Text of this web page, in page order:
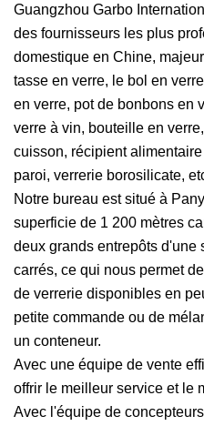
Guangzhou Garbo
des fournisseurs les plus
domestique en Chine,
tasse en verre, le bol en
en verre, pot de bonbons en
verre à vin, bouteille en
cuisson, récipient
paroi, verrerie borosilicate,
Notre bureau est situé à
superficie de 1 200 mètres
deux grands entrepôts d'une
carrés, ce qui nous permet
de verrerie disponibles en
petite commande ou de
un conteneur.
Avec une équipe de vente
offrir le meilleur service et le
Avec l'équipe de